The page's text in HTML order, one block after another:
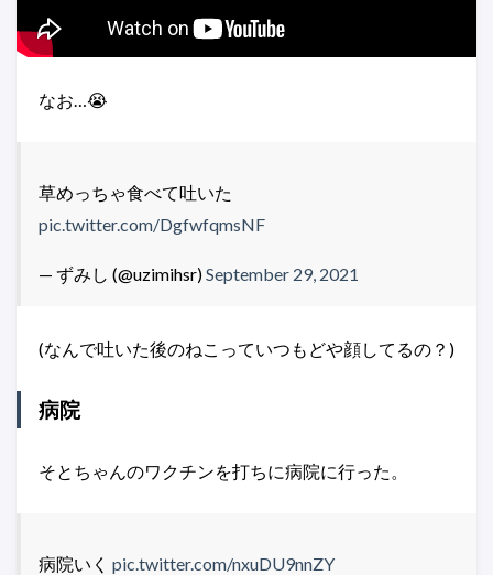
なお…😭
草めっちゃ食べて吐いた
pic.twitter.com/DgfwfqmsNF
— ずみし (@uzimihsr)September 29, 2021
(なんで吐いた後のねこっていつもどや顔してるの？)
病院
そとちゃんのワクチンを打ちに病院に行った。
病院いく pic.twitter.com/nxuDU9nnZY